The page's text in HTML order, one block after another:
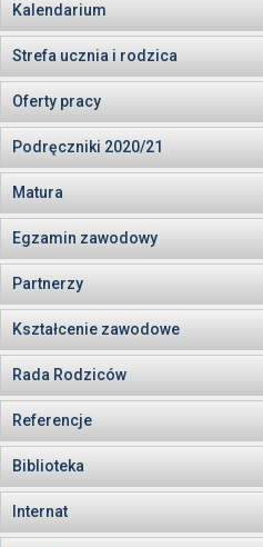
Kalendarium
Strefa ucznia i rodzica
Oferty pracy
Podręczniki 2020/21
Matura
Egzamin zawodowy
Partnerzy
Kształcenie zawodowe
Rada Rodziców
Referencje
Biblioteka
Internat